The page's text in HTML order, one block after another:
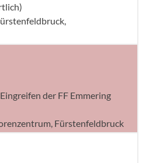
der FF Emmering
Fürstenfeldbruck